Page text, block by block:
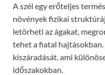
A szél egy erőteljes
növények fizikai
letörheti az ágakat,
tehet a fiatal
kiszáradását, ami
időszakokban.